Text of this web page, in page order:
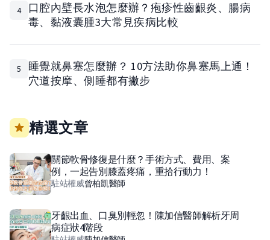
4
口腔內壁長水泡怎麼辦？疱疹性齒齦炎、腸病
毒、黏液囊腫3大常見疾病比較
5
睡覺就鼻塞怎麼辦？ 10方法助你鼻塞馬上通！
穴道按摩、側睡都有撇步
精選文章
關節軟骨修復是什麼？手術方式、費用、案
例，一起告別膝蓋疼痛，重拾行動力！
駐站權威曾柏凱醫師
牙齦出血、口臭別輕忽！陳加信醫師解析牙周
病症狀4階段